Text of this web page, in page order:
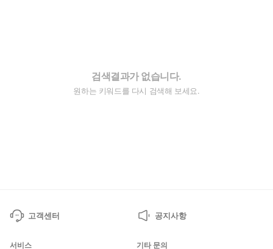
검색결과가 없습니다.
원하는 키워드를 다시 검색해 보세요.
고객센터 공지사항
서비스 기타 문의